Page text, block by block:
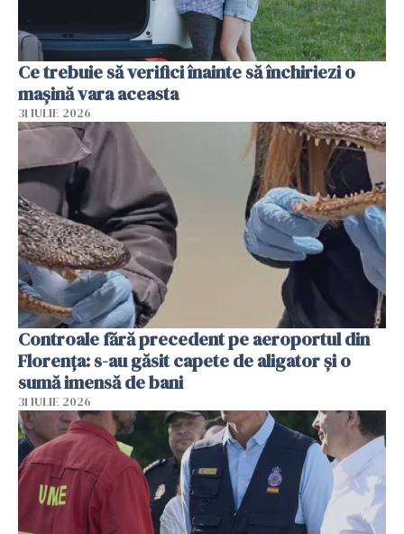
Ce trebuie să verifici înainte să închiriezi o
mașină vara aceasta
31 IULIE 2026
Controale fără precedent pe aeroportul din
Florența: s-au găsit capete de aligator și o
sumă imensă de bani
31 IULIE 2026